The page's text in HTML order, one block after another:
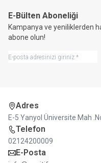
E-Bülten Aboneliği
Kampanya ve yeniliklerden
abone olun!
Adres
E-5 Yanyol Üniversite Mah
Telefon
02124200009
E-Posta